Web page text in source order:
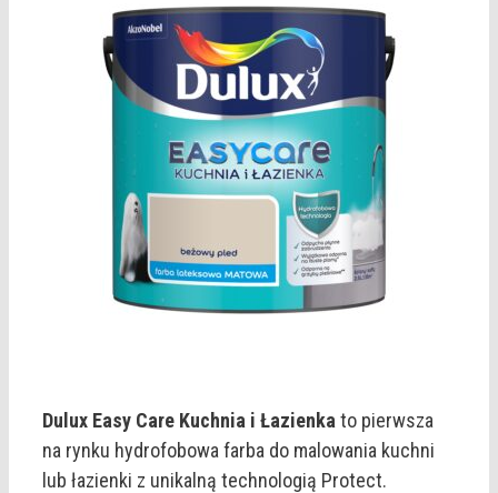
Dulux Easy Care Kuchnia i Łazienka to pierwsza
na rynku hydrofobowa farba do malowania kuchni
lub łazienki z unikalną technologią Protect.